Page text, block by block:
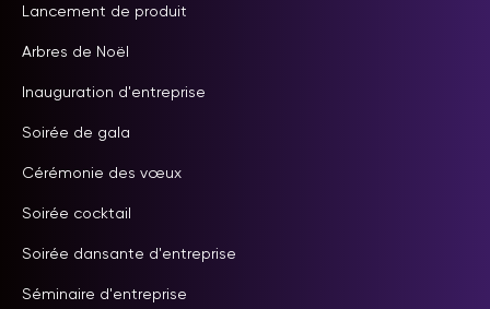
Lancement de produit
Arbres de Noël
Inauguration d'entreprise
Soirée de gala
Cérémonie des vœux
Soirée cocktail
Soirée dansante d'entreprise
Séminaire d'entreprise